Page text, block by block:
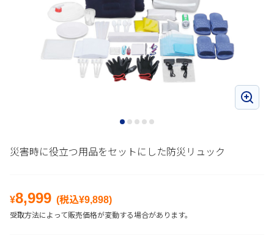
災害時に役立つ用品をセットにした防災リュック
¥8,999 (税込¥9,898)
受取方法によって販売価格が変動する場合があります。